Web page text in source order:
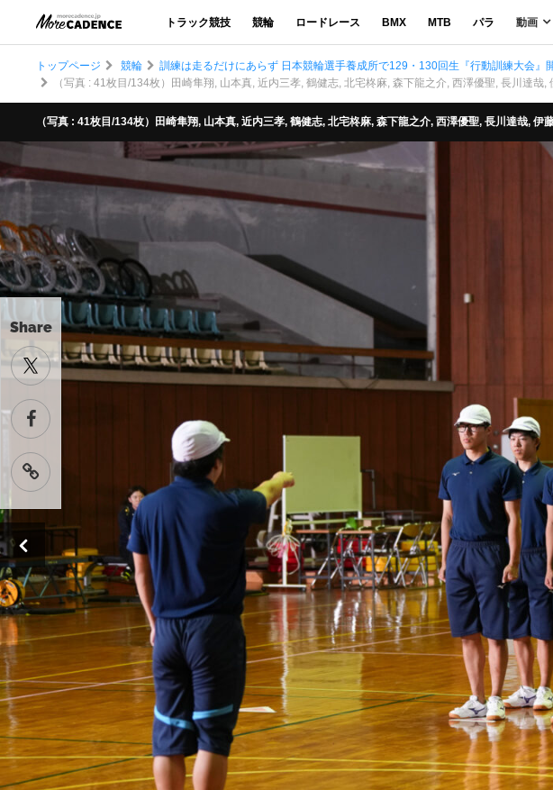
トラック競技 競輪 ロードレース BMX MTB パラ 動画
Share
トップページ 競輪 訓練は走るだけにあらず 日本競輪選手養成所で129・130回生『行動訓練大会』
（写真 : 41枚目/134枚）田崎隼翔, 山本真, 近内三孝, 鶴健志, 北宅柊麻, 森下龍之介, 西澤優聖, 長川達
（写真 : 41枚目/134枚）田崎隼翔, 山本真, 近内三孝, 鶴健志, 北宅柊麻, 森下龍之介, 西澤優聖, 長川達哉,